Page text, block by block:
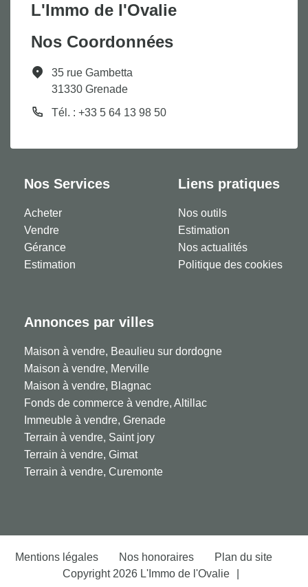
L'Immo de l'Ovalie
Nos Coordonnées
35 rue Gambetta
31330 Grenade
Tél. : +33 5 64 13 98 50
Nos Services
Acheter
Vendre
Gérance
Estimation
Liens pratiques
Nos outils
Estimation
Nos actualités
Politique des cookies
Annonces par villes
Maison à vendre, Beaulieu sur dordogne
Maison à vendre, Merville
Maison à vendre, Blagnac
Fonds de commerce à vendre, Altillac
Immeuble à vendre, Grenade
Terrain à vendre, Saint jory
Terrain à vendre, Gimat
Terrain à vendre, Curemonte
Mentions légales Nos honoraires
Plan du site
Copyright 2026 L'Immo de l'Ovalie